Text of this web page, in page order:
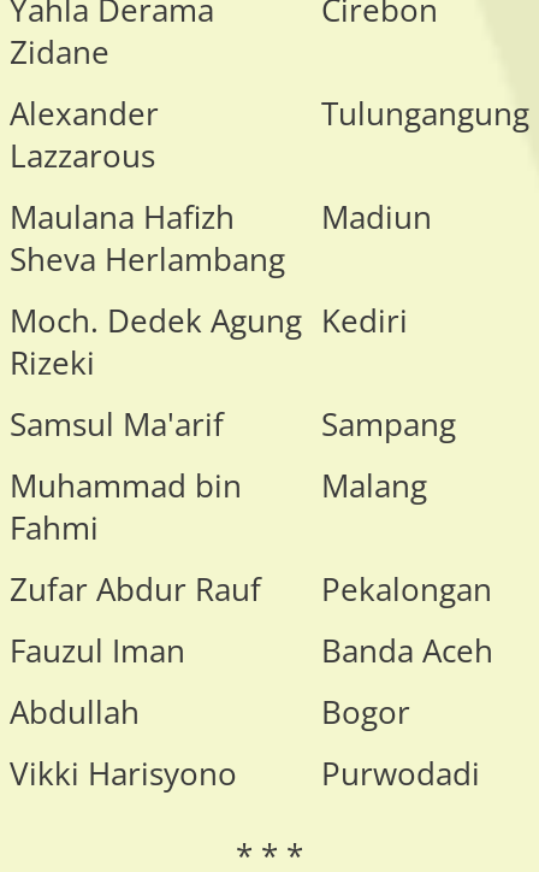
Yahla Derama
Zidane
Cirebon
Alexander
Lazzarous
Tulungangung
Maulana Hafizh
Sheva Herlambang
Madiun
Moch. Dedek Agung
Rizeki
Kediri
Samsul Ma'arif
Sampang
Muhammad bin
Fahmi
Malang
Zufar Abdur Rauf
Pekalongan
Fauzul Iman
Banda Aceh
Abdullah
Bogor
Vikki Harisyono
Purwodadi
* * *